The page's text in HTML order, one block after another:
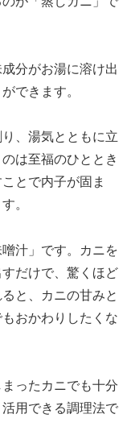
分がお湯に溶け出
できます。
、湯気とともに立
は至福のひととき
とで内子が固ま
。
汁」です。カニを
だけで、驚くほど
と、カニの甘みと
おかわりしたくな
ったカニでも十分
用できる調理法で